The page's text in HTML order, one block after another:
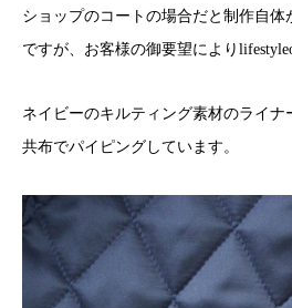
ショップのコートの場合だと制作自体
ですが、お客様の御要望により
ネイビーのキルティング素材のライナ
共布でパイピングしています。